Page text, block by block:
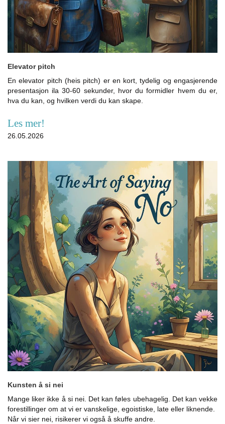
Elevator pitch
En elevator pitch (heis pitch) er en kort, tydelig og engasjerende
presentasjon ila 30-60 sekunder, hvor du formidler hvem du er,
hva du kan, og hvilken verdi du kan skape.
Les mer!
26.05.2026
Kunsten å si nei
Mange liker ikke å si nei. Det kan føles ubehagelig. Det kan vekke
forestillinger om at vi er vanskelige, egoistiske, late eller liknende.
Når vi sier nei, risikerer vi også å skuffe andre.